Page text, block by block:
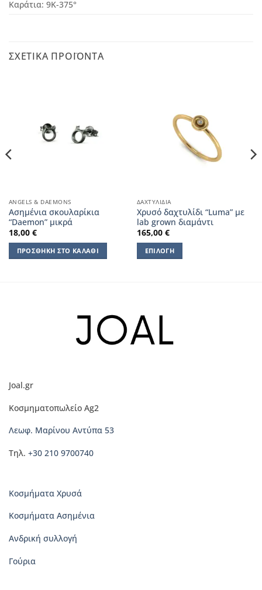
Καράτια: 9Κ-375°
ΣΧΕΤΙΚΆ ΠΡΟΪΌΝΤΑ
ANGELS & DAEMONS
Ασημένια σκουλαρίκια
“Daemon” μικρά
18,00 €
ΠΡΟΣΘΉΚΗ ΣΤΟ ΚΑΛΆΘΙ
ΔΑΧΤΥΛΊΔΙΑ
Χρυσό δαχτυλίδι “Luma” με
lab grown διαμάντι
165,00 €
ΕΠΙΛΟΓΉ
πολλαπλές
παραλλαγές.
Οι
Joal.gr
Κοσμηματοπωλείο Ag2
Λεωφ. Μαρίνου Αντύπα 53
Τηλ. +30 210 9700740
Κοσμήματα Χρυσά
Κοσμήματα Ασημένια
Ανδρική συλλογή
Γούρια